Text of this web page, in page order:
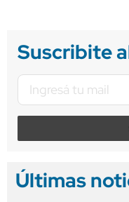
Suscribite
Últimas